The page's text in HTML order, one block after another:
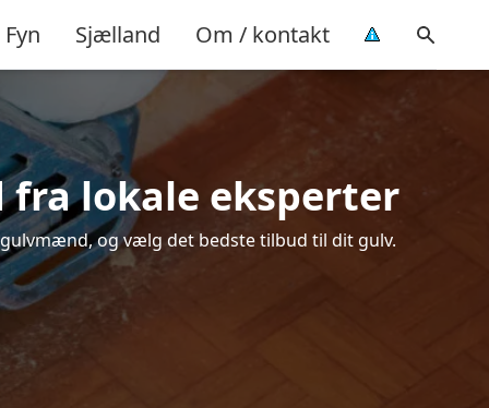
Fyn Sjælland Om / kontakt
fra lokale eksperter
og vælg det bedste tilbud til dit gulv.